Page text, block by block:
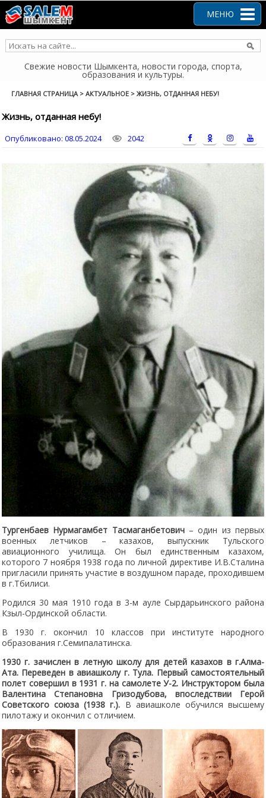
Перейти
содержанию
Свежие новости Шымкента, новости города, спорта,
образования и культуры.
МЕНЮ
ГЛАВНАЯ СТРАНИЦА > АКТУАЛЬНОЕ > ЖИЗНЬ, ОТДАННАЯ НЕБУ!
Жизнь, отданная небу!
Опубликовано: 08.05.2024 2042
Тургенбаев Нурмагамбет Тасмаганбетович– один из первых
военных летчиков – казахов, выпускник Тульского
авиационного училища. Он был единственным казахом,
которого 7 ноября 1938 года по личной директиве И.В.Сталина
пригласили принять участие в воздушном параде, проходившем
в г.Тбилиси.
Родился 30 мая 1910 года в 3-м ауле Сырдарьинского района
Кзыл-Ординской области.
В 1930 г. окончил 10 классов при институте народного
образования г.Семипалатинска.
1930 г. зачислен в летную школу для детей казахов в г.Алма-
Ата. Переведен в авиашколу г. Тула. Первый самостоятельный
полет совершил в 1931 г. на самолете У-2. Инструктором была
Валентина Степановна Гризодубова, впоследствии Герой
Советского союза (1938 г.). В авиашколе обучился высшему
пилотажу и окончил с отличием.